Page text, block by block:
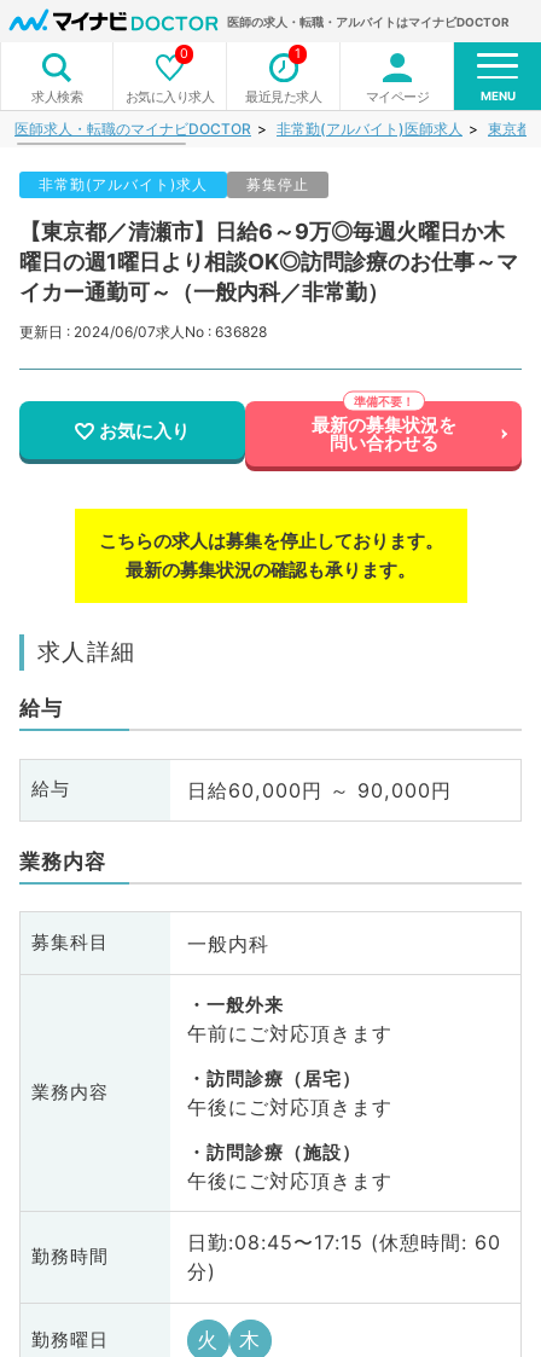
医師の求人・転職・アルバイトはマイナビDOCTOR
求人検索 お気に入り求人
0
最近見た求人
1
マイページ MENU
医師求人・転職のマイナビDOCTOR 非常勤(アルバイト)医師求人 東京都
非常勤(アルバイト)求人 募集停止
【東京都／清瀬市】日給6～9万◎毎週火曜日か木
曜日の週1曜日より相談OK◎訪問診療のお仕事～マ
イカー通勤可～（一般内科／非常勤）
更新日 : 2024/06/07求人No : 636828
お気に入り 最新の募集状況を
問い合わせる
こちらの求人は募集を停止しております。
最新の募集状況の確認も承ります。
求人詳細
給与
給与 日給60,000円 ～ 90,000円
業務内容
募集科目 一般内科
業務内容
一般外来
午前にご対応頂きます
訪問診療（居宅）
午後にご対応頂きます
訪問診療（施設）
午後にご対応頂きます
勤務時間
日勤:08:45〜17:15 (休憩時間: 60
分)
勤務曜日 火 木